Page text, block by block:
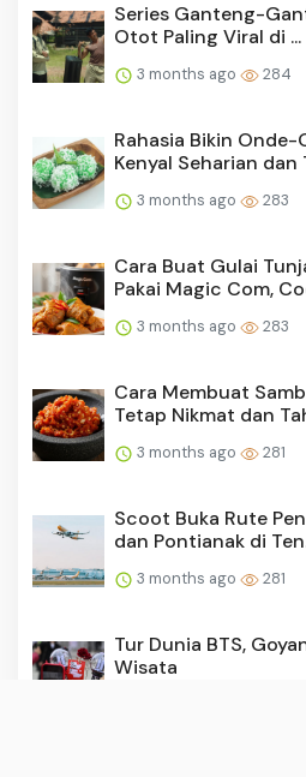
Series Ganteng-
Otot Paling Viral di ...
3 months ago 284
Rahasia Bikin
Kenyal Seharian dan
3 months ago 283
Cara Buat Gulai
Pakai Magic Com,
3 months ago 283
Cara Membuat
Tetap Nikmat dan
3 months ago 281
Scoot Buka Rute
dan Pontianak di
3 months ago 281
Tur Dunia BTS,
Wisata